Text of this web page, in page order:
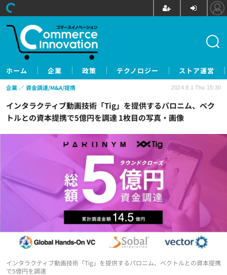
ホーム 企業 政策 テクノロジー ストア運営
インタラクティブ動画技術「Tig」を提供するパロニム、ベク
トルとの資本提携で5億円を調達 1枚目の写真・画像
企業 資金調達/M&A/提携 2024.8.1 Thu 15:30
インタラクティブ動画技術「Tig」を提供するパロニム、ベクトルとの資本提携
で5億円を調達